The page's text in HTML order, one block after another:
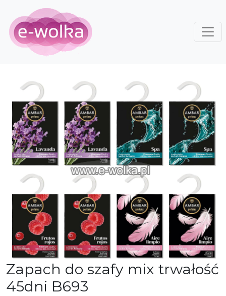
Zapach do szafy mix trwałość
45dni B693